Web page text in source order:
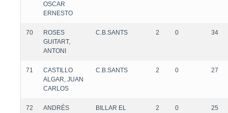
OSCAR
ERNESTO
70
ROSES
GUITART,
ANTONI
C.B.SANTS 2 0 34
71
CASTILLO
ALGAR, JUAN
CARLOS
C.B.SANTS 2 0 27
72
ANDRÉS
BILLAR EL
2 0 25